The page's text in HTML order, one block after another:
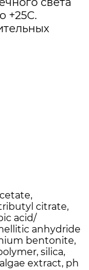
+25С.
citrate,
acid/
anhydride
bentonite,
silica,
extract, ph